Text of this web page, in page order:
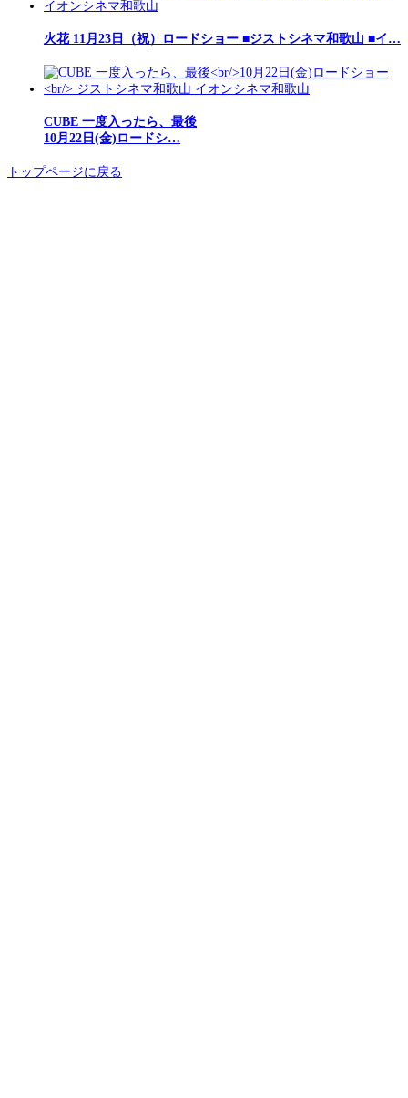
火花 11月23日（祝）ロードショー ■ジストシネマ和歌山 ■イ…
CUBE 一度入ったら、最後
10月22日(金)ロードシ…
トップページに戻る